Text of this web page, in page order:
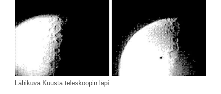
Lähikuva Kuusta teleskoopin läpi